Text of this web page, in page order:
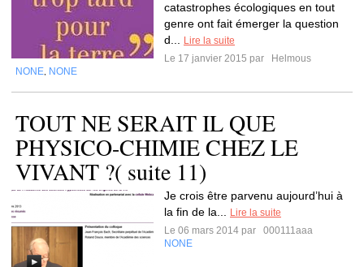
catastrophes écologiques en tout
genre ont fait émerger la question
d...
Lire la suite
Le 17 janvier 2015 par
Helmous
NONE NONE
TOUT NE SERAIT IL QUE
PHYSICO-CHIMIE CHEZ LE
VIVANT ?( suite 11)
Je crois être parvenu aujourd’hui à
la fin de la...
Lire la suite
Le 06 mars 2014 par
000111aaa
NONE